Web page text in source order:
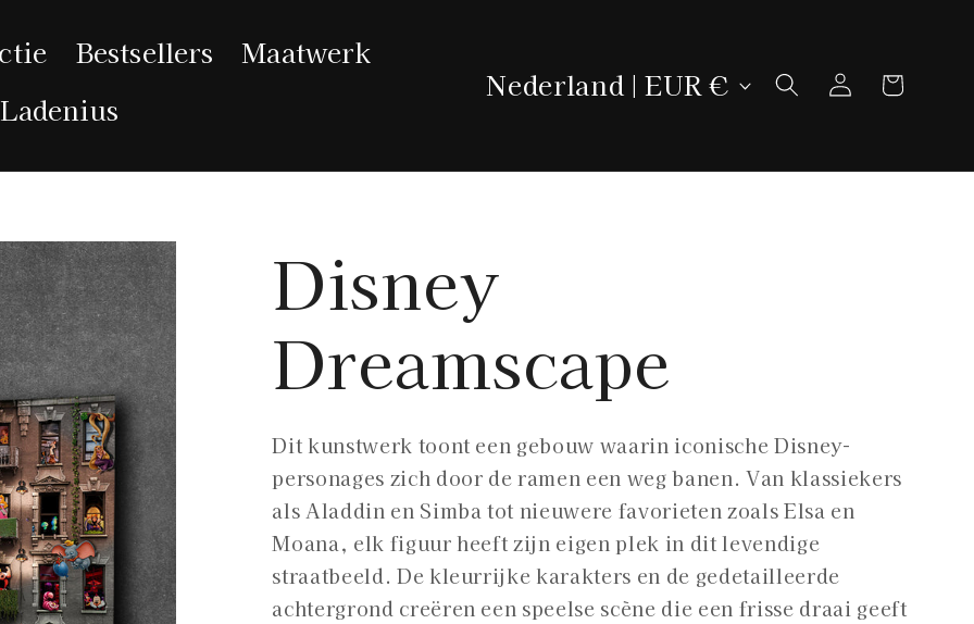
Bestsellers
Maatwerk
L
/
r
g
i
o
Nederland | EUR € Inloggen
Disney
Dreamscape
Dit kunstwerk toont een gebouw waarin iconische Disney-
personages zich door de ramen een weg banen. Van klassiekers
als Aladdin en Simba tot nieuwere favorieten zoals Elsa en
Moana, elk figuur heeft zijn eigen plek in dit levendige
straatbeeld. De kleurrijke karakters en de gedetailleerde
achtergrond creëren een speelse scène die een frisse draai geeft